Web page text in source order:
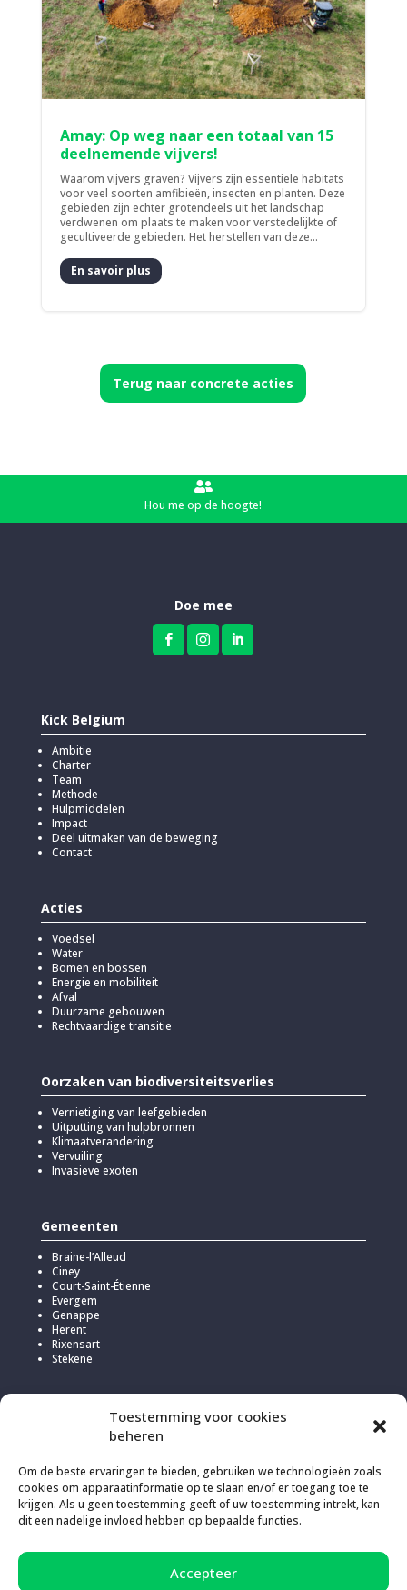
Toestemming voor cookies
beheren
Om de beste ervaringen te bieden, gebruiken we technologieën zoals
cookies om apparaatinformatie op te slaan en/of er toegang toe te
krijgen. Als u geen toestemming geeft of uw toestemming intrekt, kan
dit een nadelige invloed hebben op bepaalde functies.
Accepteer
Amay: Op weg naar een totaal van 15
deelnemende vijvers!
Waarom vijvers graven? Vijvers zijn essentiële habitats
voor veel soorten amfibieën, insecten en planten. Deze
gebieden zijn echter grotendeels uit het landschap
verdwenen om plaats te maken voor verstedelijkte of
gecultiveerde gebieden. Het herstellen van deze...
En savoir plus
Terug naar concrete acties

Hou me op de hoogte!
Doe mee
  
Kick Belgium
Ambitie
Charter
Team
Methode
Hulpmiddelen
Impact
Deel uitmaken van de beweging
Contact
Acties
Voedsel
Water
Bomen en bossen
Energie en mobiliteit
Afval
Duurzame gebouwen
Rechtvaardige transitie
Oorzaken van biodiversiteitsverlies
Vernietiging van leefgebieden
Uitputting van hulpbronnen
Klimaatverandering
Vervuiling
Invasieve exoten
Gemeenten
Braine-l’Alleud
Ciney
Court-Saint-Étienne
Evergem
Genappe
Herent
Rixensart
Stekene
hun verantwoord en transparant beleid in verband met de uitstoot